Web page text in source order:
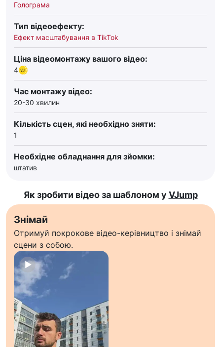
Голограма
Тип відеоефекту:
Ефект масштабування в TikTok
Ціна відеомонтажу вашого відео:
4
Час монтажу відео:
20-30 хвилин
Кількість сцен, які необхідно зняти:
1
Необхідне обладнання для зйомки:
штатив
Як зробити відео за шаблоном у VJump
Знімай
Отримуй покрокове відео-керівництво і знімай
сцени з собою.